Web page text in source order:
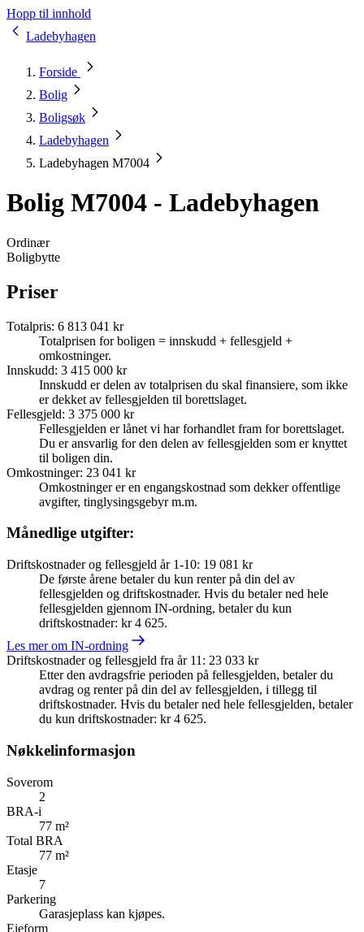
Hopp til innhold
Ladebyhagen
Forside
Bolig
Boligsøk
Ladebyhagen
Ladebyhagen M7004
Bolig M7004 - Ladebyhagen
Ordinær
Boligbytte
Priser
Totalpris: 6 813 041 kr
Totalprisen for boligen = innskudd + fellesgjeld +
omkostninger.
Innskudd: 3 415 000 kr
Innskudd er delen av totalprisen du skal finansiere, som ikke
er dekket av fellesgjelden til borettslaget.
Fellesgjeld: 3 375 000 kr
Fellesgjelden er lånet vi har forhandlet fram for borettslaget.
Du er ansvarlig for den delen av fellesgjelden som er knyttet
til boligen din.
Omkostninger: 23 041 kr
Omkostninger er en engangskostnad som dekker offentlige
avgifter, tinglysingsgebyr m.m.
Månedlige utgifter:
Driftskostnader og fellesgjeld år 1-10: 19 081 kr
De første årene betaler du kun renter på din del av
fellesgjelden og driftskostnader. Hvis du betaler ned hele
fellesgjelden gjennom IN-ordning, betaler du kun
driftskostnader: kr 4 625.
Les mer om IN-ordning
Driftskostnader og fellesgjeld fra år 11 : 23 033 kr
Etter den avdragsfrie perioden på fellesgjelden, betaler du
avdrag og renter på din del av fellesgjelden, i tillegg til
driftskostnader. Hvis du betaler ned hele fellesgjelden, betaler
du kun driftskostnader: kr 4 625.
Nøkkelinformasjon
Soverom
2
BRA-i
77 m²
Total BRA
77 m²
Etasje
7
Parkering
Garasjeplass kan kjøpes.
Eieform